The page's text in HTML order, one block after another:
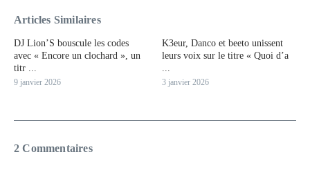
Articles Similaires
DJ Lion’S bouscule les codes
avec « Encore un clochard », un
titr ...
9 janvier 2026
K3eur, Danco et beeto unissent
leurs voix sur le titre « Quoi d’a
3 janvier 2026
2 Commentaires